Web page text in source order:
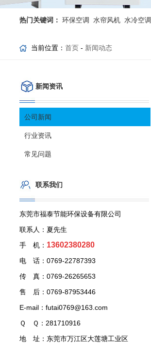
热门关键词： 环保空调 水帘风机 水冷空调
当前位置： 首页 - 新闻动态
新闻资讯
公司新闻
行业资讯
常见问题
联系我们
东莞市福泰节能环保设备有限公司
联系人：夏先生
手 机： 13602380280
电 话：0769-22787393
传 真：0769-26265653
售 后：0769-87953446
E-mail：futai0769@163.com
Ｑ Ｑ：281710916
地 址：东莞市万江区大莲塘工业区